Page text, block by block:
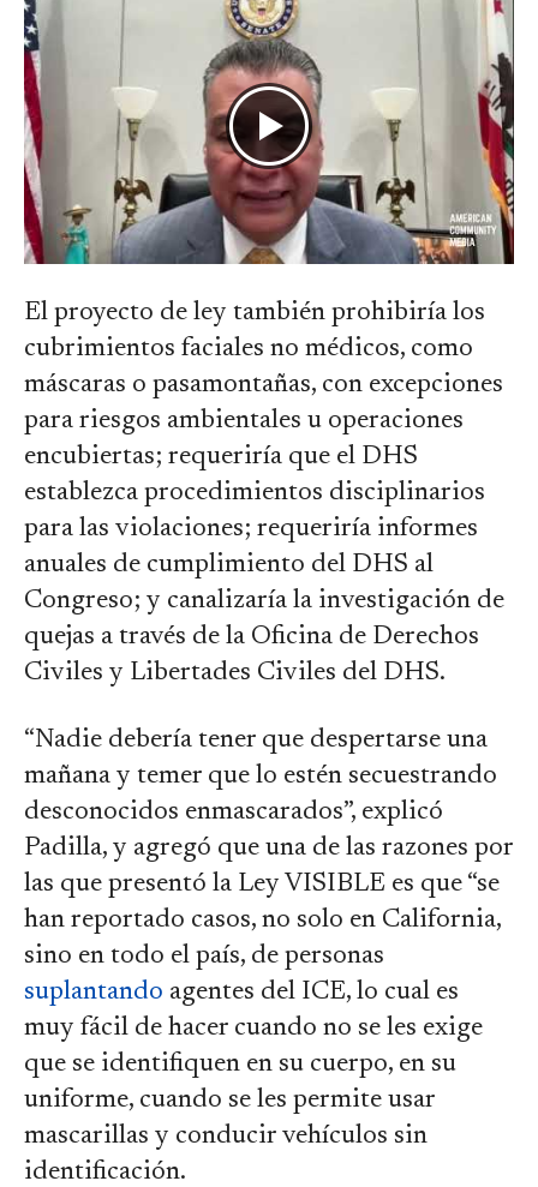
El proyecto de ley también prohibiría los
cubrimientos faciales no médicos, como
máscaras o pasamontañas, con excepciones
para riesgos ambientales u operaciones
encubiertas; requeriría que el DHS
establezca procedimientos disciplinarios
para las violaciones; requeriría informes
anuales de cumplimiento del DHS al
Congreso; y canalizaría la investigación de
quejas a través de la Oficina de Derechos
Civiles y Libertades Civiles del DHS.
“Nadie debería tener que despertarse una
mañana y temer que lo estén secuestrando
desconocidos enmascarados”, explicó
Padilla, y agregó que una de las razones por
las que presentó la Ley VISIBLE es que “se
han reportado casos, no solo en California,
sino en todo el país, de personas
suplantando agentes del ICE, lo cual es
muy fácil de hacer cuando no se les exige
que se identifiquen en su cuerpo, en su
uniforme, cuando se les permite usar
mascarillas y conducir vehículos sin
identificación.